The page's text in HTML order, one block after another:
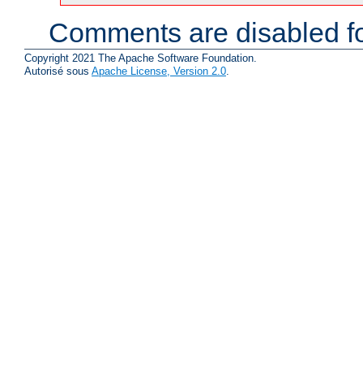
Comments are disabled
Copyright 2021 The Apache Software Foundation.
Autorisé sous Apache License, Version 2.0